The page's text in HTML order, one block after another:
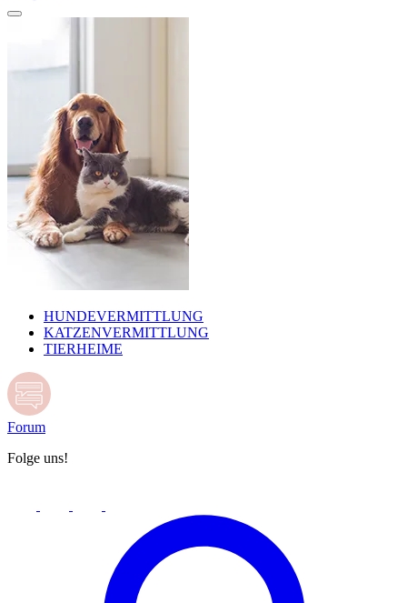
HUNDEVERMITTLUNG
KATZENVERMITTLUNG
TIERHEIME
Forum
Folge uns!